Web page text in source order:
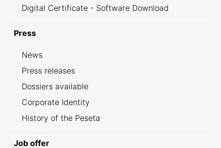
Digital Certificate - Software Download
Press
News
Press releases
Dossiers available
Corporate Identity
History of the Peseta
Job offer